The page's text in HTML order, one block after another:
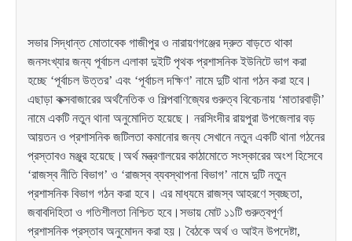
সভার সিদ্ধান্ত মোতাবেক গাজীপুর ও নারায়ণগঞ্জের দ্রুত বাড়তে থাকা
জনসংখ্যার জন্য পূর্বাচল এলাকা দুইটি পৃথক প্রশাসনিক ইউনিটে ভাগ করা
হচ্ছে ‘পূর্বাচল উত্তর’ এবং ‘পূর্বাচল দক্ষিণ’ নামে দুটি থানা গঠন করা হবে।
এছাড়া কক্সবাজারের অর্থনৈতিক ও শিল্পবাণিজ্যের গুরুত্ব বিবেচনায় ‘মাতারবাড়ী’
নামে একটি নতুন থানা অনুমোদিত হয়েছে। নরসিংদীর রায়পুরা উপজেলার বড়
আয়তন ও প্রশাসনিক জটিলতা কমানোর জন্য সেখানে নতুন একটি থানা গঠনের
প্রস্তাবও মঞ্জুর হয়েছে।অর্থ মন্ত্রণালয়ের কাঠামোতে সংস্কারের অংশ হিসেবে
‘রাজস্ব নীতি বিভাগ’ ও ‘রাজস্ব ব্যবস্থাপনা বিভাগ’ নামে দুটি নতুন
প্রশাসনিক বিভাগ গঠন করা হবে। এর মাধ্যমে রাজস্ব আহরণে স্বচ্ছতা,
জবাবদিহিতা ও গতিশীলতা নিশ্চিত হবে।সভায় মোট ১১টি গুরুত্বপূর্ণ
প্রশাসনিক প্রস্তাব অনুমোদন করা হয়। বৈঠকে অর্থ ও আইন উপদেষ্টা,